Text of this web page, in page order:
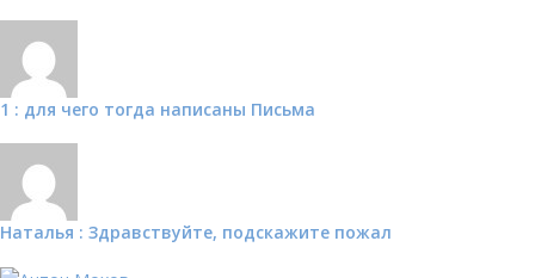
1 : для чего тогда написаны Письма
Наталья : Здравствуйте, подскажите пожал